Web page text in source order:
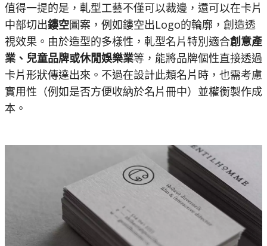
值得一提的是，軋型工藝不僅可以裁邊，還可以在卡片
中部切出鏤空圖案，例如鏤空出Logo的輪廓，創造透
視效果。由於造型的多樣性，軋型名片特別適合創意產
業、兒童品牌或休閒娛樂業等，能將品牌個性直接透過
卡片形狀傳達出來。不過在設計此類名片時，也需考慮
實用性（例如是否方便收納於名片冊中）並權衡製作成
本。